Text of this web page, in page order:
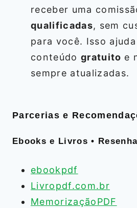
receber uma
qualificadas, sem
para você. Isso
conteúdo gratuito e
sempre atualizadas.
Parcerias e
Ebooks e Livros •
ebookpdf
Livropdf.com.br
MemorizaçãoPDF